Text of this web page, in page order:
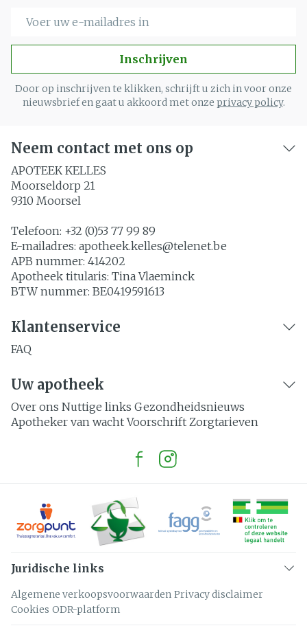
Inschrijven
Door op inschrijven te klikken, schrijft u zich in voor onze
nieuwsbrief en gaat u akkoord met onze privacy policy.
Neem contact met ons op
APOTEEK KELLES
Moorseldorp 21
9310 Moorsel
Telefoon: +32 (0)53 77 99 89
E-mailadres: apotheek.kelles@telenet.be
APB nummer: 414202
Apotheek titularis: Tina Vlaeminck
BTW nummer: BE0419591613
Klantenservice
FAQ
Uw apotheek
Over ons Nuttige links Gezondheidsnieuws
Apotheker van wacht Voorschrift Zorgtarieven
Juridische links
Algemene verkoopsvoorwaarden Privacy disclaimer
Cookies ODR-platform